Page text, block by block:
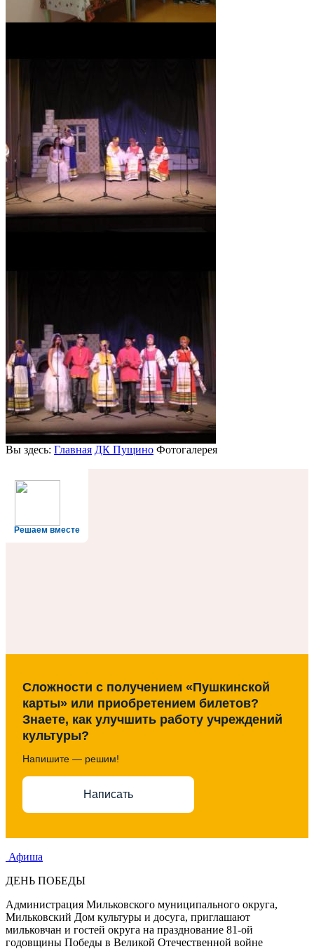
Вы здесь: Главная ДК Пущино Фотогалерея
Решаем вместе
Сложности с получением «Пушкинской
карты» или приобретением билетов?
Знаете, как улучшить работу учреждений
культуры?
Напишите — решим!
Написать
Афиша
ДЕНЬ ПОБЕДЫ
Администрация Мильковского муниципального округа,
Мильковский Дом культуры и досуга, приглашают
мильковчан и гостей округа на празднование 81-ой
годовщины Победы в Великой Отечественной войне